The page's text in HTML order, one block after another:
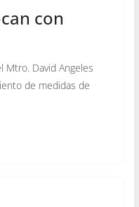
con
Mtro. David Angeles
de medidas de